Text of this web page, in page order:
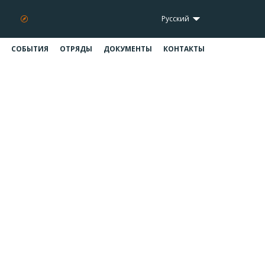
Русский
СОБЫТИЯ ОТРЯДЫ ДОКУМЕНТЫ КОНТАКТЫ